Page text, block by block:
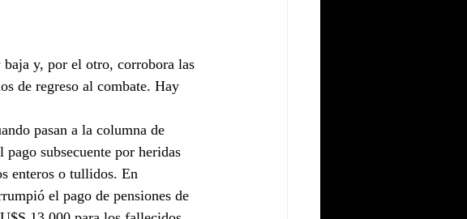
baja y, por el otro, corrobora las
de regreso al combate. Hay
pasan a la columna de
subsecuente por heridas
enteros o tullidos. En
el pago de pensiones de